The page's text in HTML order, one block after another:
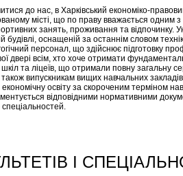
до нас, в Харківський економіко-
місті, що по праву вважається одним
занять, проживання та відпочинку.
будівлі, оснащеній за останнім словом
персонал, що здійснює підготовку
двері всім, хто хоче отримати
шкіл та ліцеїв, що отримали повну загальну
випускникам вищих навчальних закладів
освіту за скороченим терміном
відповідними нормативними
І